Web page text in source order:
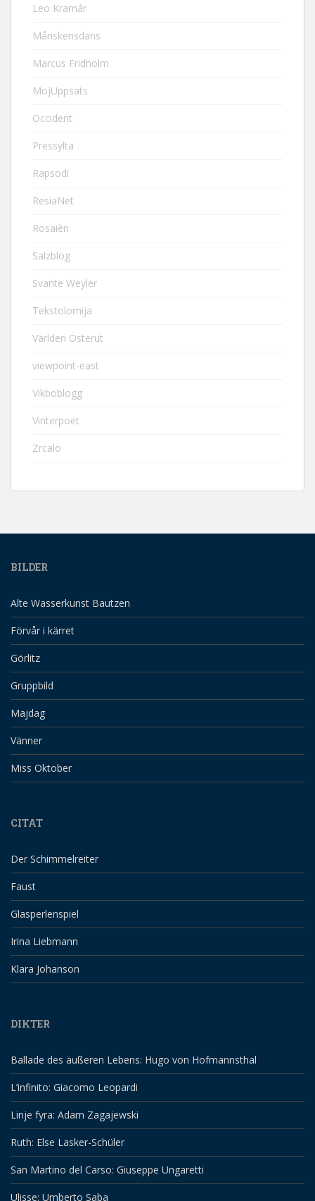
Leo Kramár
Månskensdans
Marcus Fridholm
MojUppsats
Occident
Pressylta
Rapsodi
ResiaNet
Rosaièn
Salzblog
Svante Weyler
Tekstolomija
Världen Österut
viewpoint-east
Vikboblogg
Vinterpoet
Zrcalo
BILDER
Alte Wasserkunst Bautzen
Förvår i kärret
Görlitz
Gruppbild
Majdag
Vänner
Miss Oktober
CITAT
Der Schimmelreiter
Faust
Glasperlenspiel
Irina Liebmann
Klara Johanson
DIKTER
Ballade des äußeren Lebens: Hugo von Hofmannsthal
L’infinito: Giacomo Leopardi
Linje fyra: Adam Zagajewski
Ruth: Else Lasker-Schüler
San Martino del Carso: Giuseppe Ungaretti
Ulisse: Umberto Saba